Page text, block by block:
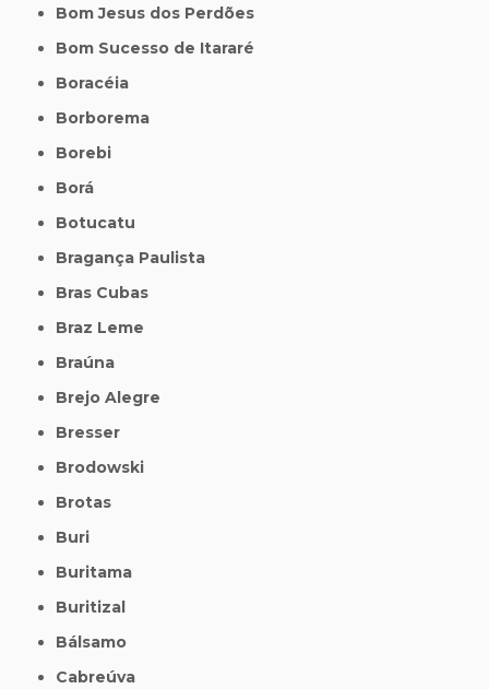
Bom Jesus dos Perdões
Bom Sucesso de Itararé
Boracéia
Borborema
Borebi
Borá
Botucatu
Bragança Paulista
Bras Cubas
Braz Leme
Braúna
Brejo Alegre
Bresser
Brodowski
Brotas
Buri
Buritama
Buritizal
Bálsamo
Cabreúva